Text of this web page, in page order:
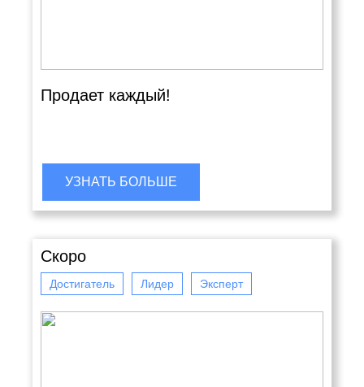
Продает каждый!
УЗНАТЬ БОЛЬШЕ
Скоро
Достигатель Лидер Эксперт